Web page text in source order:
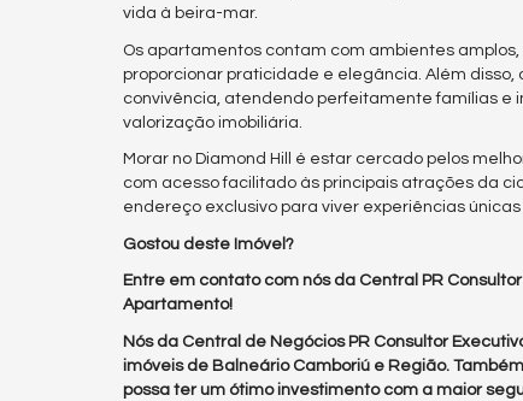
vida à beira-mar.
Os apartamentos contam com ambientes
proporcionar praticidade e elegância. Além
convivência, atendendo perfeitamente famílias e
valorização imobiliária.
Morar no Diamond Hill é estar cercado pelos
com acesso facilitado às principais atrações da
endereço exclusivo para viver experiências únicas
Gostou deste Imóvel?
Entre em contato com nós da Central PR
Apartamento!
Nós da Central de Negócios PR Consultor
imóveis de Balneário Camboriú e Região.
possa ter um ótimo investimento com a maior